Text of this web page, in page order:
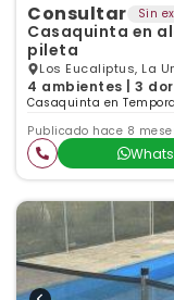
Consultar Sin
Casaquinta en
pileta
Los Eucaliptus, La
4 ambientes | 3
Casaquinta en
Publicado hace 8